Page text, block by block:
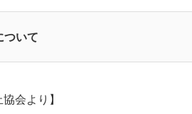
ついて
会より】